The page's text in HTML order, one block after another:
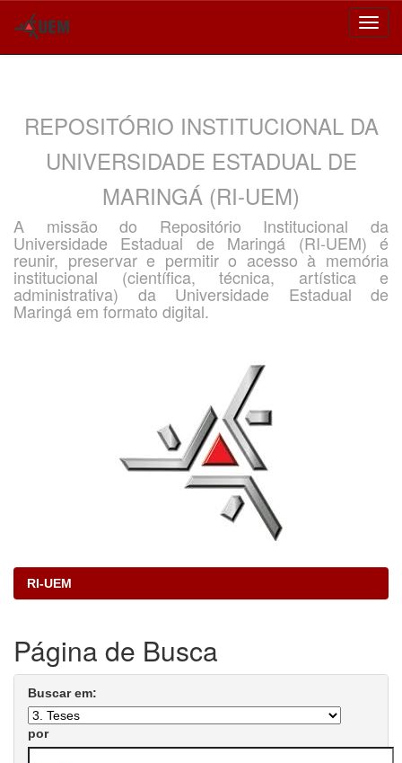
REPOSITÓRIO INSTITUCIONAL DA
UNIVERSIDADE ESTADUAL DE
MARINGÁ (RI-UEM)
A missão do Repositório Institucional da
Universidade Estadual de Maringá (RI-UEM) é
reunir, preservar e permitir o acesso à memória
institucional (científica, técnica, artística e
administrativa) da Universidade Estadual de
Maringá em formato digital.
RI-UEM
Página de Busca
Buscar em:
por